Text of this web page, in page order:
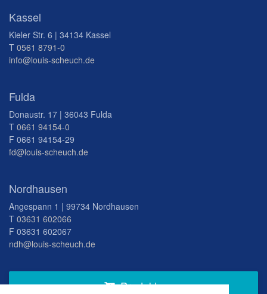
Kassel
Kieler Str. 6 | 34134 Kassel
T 0561 8791-0
info@louis-scheuch.de
Fulda
Donaustr. 17 | 36043 Fulda
T 0661 94154-0
F 0661 94154-29
fd@louis-scheuch.de
Nordhausen
Angespann 1 | 99734 Nordhausen
T 03631 602066
F 03631 602067
ndh@louis-scheuch.de
Produkte